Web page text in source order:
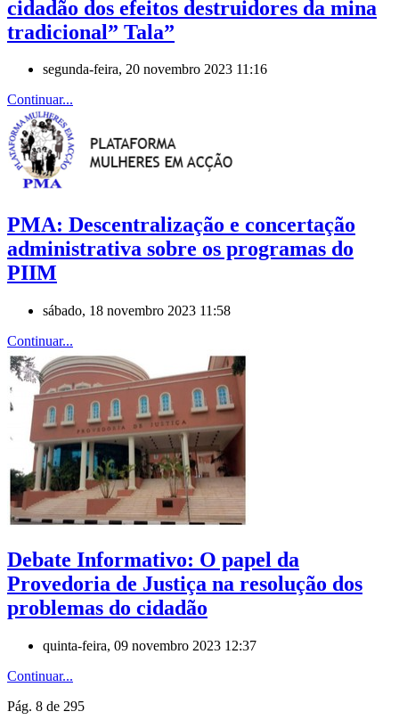
cidadão dos efeitos destruidores da mina
tradicional” Tala”
segunda-feira, 20 novembro 2023 11:16
Continuar...
PMA: Descentralização e concertação
administrativa sobre os programas do
PIIM
sábado, 18 novembro 2023 11:58
Continuar...
Debate Informativo: O papel da
Provedoria de Justiça na resolução dos
problemas do cidadão
quinta-feira, 09 novembro 2023 12:37
Continuar...
Pág. 8 de 295